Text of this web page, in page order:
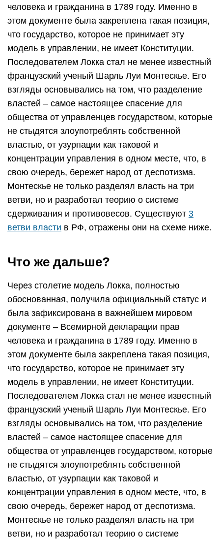
человека и гражданина в 1789 году. Именно в
этом документе была закреплена такая позиция,
что государство, которое не принимает эту
модель в управлении, не имеет Конституции.
Последователем Локка стал не менее известный
французский ученый Шарль Луи Монтескье. Его
взгляды основывались на том, что разделение
властей – самое настоящее спасение для
общества от управленцев государством, которые
не стыдятся злоупотреблять собственной
властью, от узурпации как таковой и
концентрации управления в одном месте, что, в
свою очередь, бережет народ от деспотизма.
Монтескье не только разделял власть на три
ветви, но и разработал теорию о системе
сдерживания и противовесов. Существуют 3
ветви власти в РФ, отражены они на схеме ниже.
Что же дальше?
Через столетие модель Локка, полностью
обоснованная, получила официальный статус и
была зафиксирована в важнейшем мировом
документе – Всемирной декларации прав
человека и гражданина в 1789 году. Именно в
этом документе была закреплена такая позиция,
что государство, которое не принимает эту
модель в управлении, не имеет Конституции.
Последователем Локка стал не менее известный
французский ученый Шарль Луи Монтескье. Его
взгляды основывались на том, что разделение
властей – самое настоящее спасение для
общества от управленцев государством, которые
не стыдятся злоупотреблять собственной
властью, от узурпации как таковой и
концентрации управления в одном месте, что, в
свою очередь, бережет народ от деспотизма.
Монтескье не только разделял власть на три
ветви, но и разработал теорию о системе